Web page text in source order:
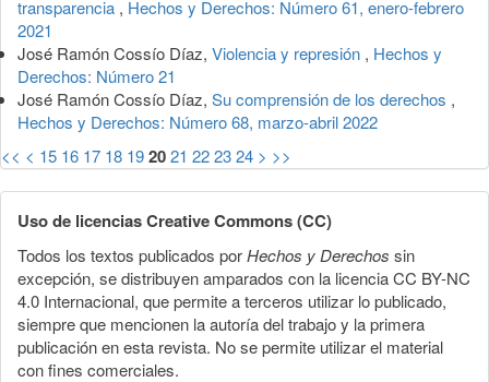
transparencia , Hechos y Derechos: Número 61, enero-febrero
2021
José Ramón Cossío Díaz, Violencia y represión , Hechos y
Derechos: Número 21
José Ramón Cossío Díaz, Su comprensión de los derechos ,
Hechos y Derechos: Número 68, marzo-abril 2022
<< < 15 16 17 18 192021 222324 > >>
Uso de licencias Creative Commons (CC)
Todos los textos publicados porHechos y Derechos sin
excepción, se distribuyen amparados con la licencia CC BY-NC
4.0 Internacional, que permite a terceros utilizar lo publicado,
siempre que mencionen la autoría del trabajo y la primera
publicación en esta revista. No se permite utilizar el material
con fines comerciales.